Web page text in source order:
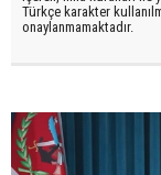
Türkçe karakter
onaylanmamaktadır.